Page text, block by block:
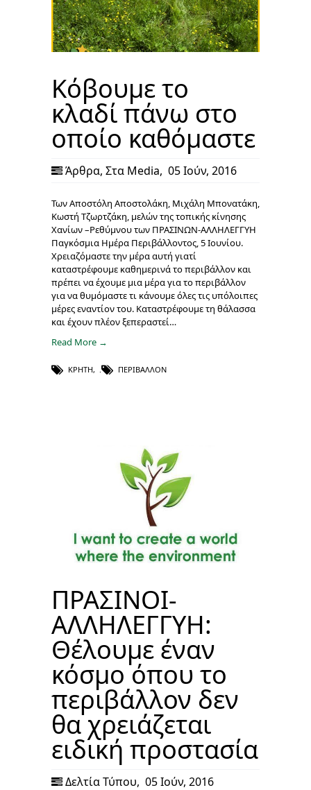
Κόβουμε το
κλαδί πάνω στο
οποίο καθόμαστε
Άρθρα, Στα Media, 05 Ιούν, 2016
Των Αποστόλη Αποστολάκη, Μιχάλη Μπονατάκη,
Κωστή Τζωρτζάκη, μελών της τοπικής κίνησης
Χανίων –Ρεθύμνου των ΠΡΑΣΙΝΩΝ-ΑΛΛΗΛΕΓΓΥΗ
Παγκόσμια Ημέρα Περιβάλλοντος, 5 Ιουνίου.
Χρειαζόμαστε την μέρα αυτή γιατί
καταστρέφουμε καθημερινά το περιβάλλον και
πρέπει να έχουμε μια μέρα για το περιβάλλον
για να θυμόμαστε τι κάνουμε όλες τις υπόλοιπες
μέρες εναντίον του. Καταστρέφουμε τη θάλασσα
και έχουν πλέον ξεπεραστεί…
Read More →
ΚΡΉΤΗ, ΠΕΡΙΒΆΛΛΟΝ
ΠΡΑΣΙΝΟΙ-
ΑΛΛΗΛΕΓΓΥΗ:
Θέλουμε έναν
κόσμο όπου το
περιβάλλον δεν
θα χρειάζεται
ειδική προστασία
Δελτία Τύπου, 05 Ιούν, 2016